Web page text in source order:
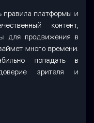
правила платформы и
контент,
для продвижения в
много времени.
попадать в
зрителя и